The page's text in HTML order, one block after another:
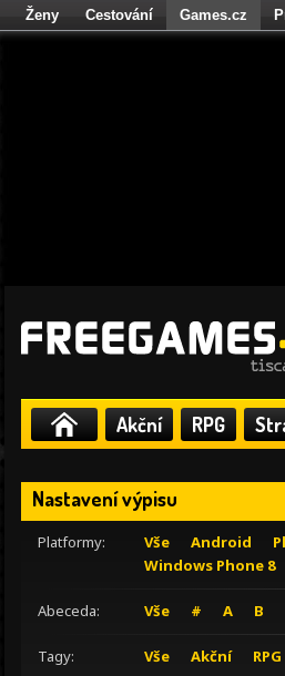
Akční RPG
Nastavení výpisu
Platformy: Vše Android
Windows Phone 8
Abeceda: Vše # A B
Tagy: Vše Akční RPG
Ženy Cestování Games.cz